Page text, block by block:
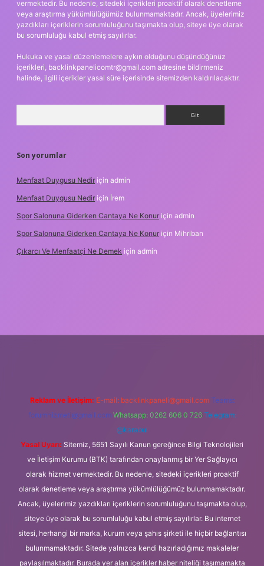
vermektedir. Bu nedenle, sitedeki içerikleri proaktif olarak denetleme
veya araştırma yükümlülüğümüz bulunmamaktadır. Ancak, üyelerimiz
yazdıkları içeriklerin sorumluluğunu taşımakta olup, siteye üye olarak
bu sorumluluğu kabul etmiş sayılırlar.
Hukuka ve yasal düzenlemelere aykırı olduğunu düşündüğünüz
içerikleri, backlinkpanelicomtr@gmail.com adresine bildirmeniz
halinde, ilgili içerikler yasal süre içerisinde sitemizden kaldırılacaktır.
Son yorumlar
Menfaat Duygusu Nedir için admin
Menfaat Duygusu Nedir için İrem
Spor Salonuna Giderken Cantaya Ne Konur için admin
Spor Salonuna Giderken Cantaya Ne Konur için Mihriban
Çıkarcı Ve Menfaatçi Ne Demek için admin
Reklam ve İletişim: E-mail: backlinkpaneli@gmail.com Teams:
forumhizmeti@gmail.com Whatsapp: 0262 606 0 726 Telegram:
@karabul
Yasal Uyarı: Sitemiz, 5651 Sayılı Kanun gereğince Bilgi Teknolojileri
ve İletişim Kurumu (BTK) tarafından onaylanmış bir Yer Sağlayıcı
olarak hizmet vermektedir. Bu nedenle, sitedeki içerikleri proaktif
olarak denetleme veya araştırma yükümlülüğümüz bulunmamaktadır.
Ancak, üyelerimiz yazdıkları içeriklerin sorumluluğunu taşımakta olup,
siteye üye olarak bu sorumluluğu kabul etmiş sayılırlar. Bu internet
sitesi, herhangi bir marka, kurum veya şahıs şirketi ile hiçbir bağlantısı
bulunmamaktadır. Sitede yalnızca kendi hazırladığımız makaleler
paylaşılmaktadır. Burada yer alan içerikler haber niteliği taşımamakta